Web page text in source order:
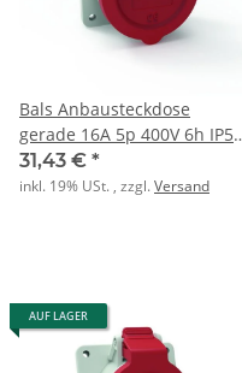
Bals Anbausteckdose
gerade 16A 5p 400V 6h IP54
Innolinq
31,43 € *
inkl. 19% USt. , zzgl.Versand
AUF LAGER